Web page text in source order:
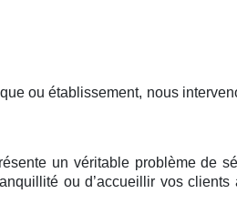
ou établissement, nous
un véritable problème de
ou d’accueillir vos